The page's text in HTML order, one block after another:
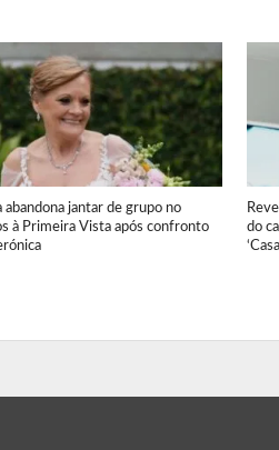
abandona jantar de grupo no
à Primeira Vista após confronto
do